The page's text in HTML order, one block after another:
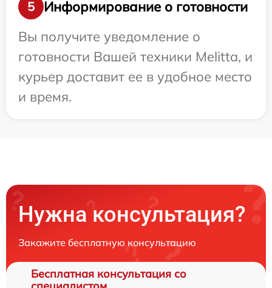
5
Информирование о готовности
Вы получите уведомление о
готовности Вашей техники Melitta, и
курьер доставит ее в удобное место
и время.
Нужна консультация?
Закажите бесплатную консультацию
Бесплатная консультация со